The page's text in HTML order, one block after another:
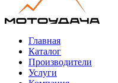
Главная
Каталог
Производители
Услуги